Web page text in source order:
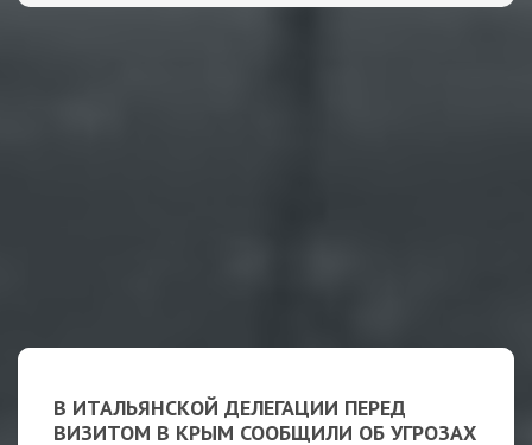
В ИТАЛЬЯНСКОЙ ДЕЛЕГАЦИИ ПЕРЕД
ВИЗИТОМ В КРЫМ СООБЩИЛИ ОБ УГРОЗАХ